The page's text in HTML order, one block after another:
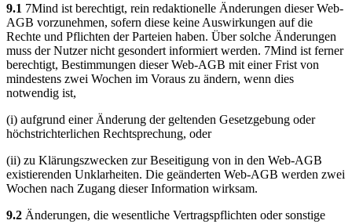
9.1 7Mind ist berechtigt, rein redaktionelle Änderungen dieser Web-
AGB vorzunehmen, sofern diese keine Auswirkungen auf die
Rechte und Pflichten der Parteien haben. Über solche Änderungen
muss der Nutzer nicht gesondert informiert werden. 7Mind ist ferner
berechtigt, Bestimmungen dieser Web-AGB mit einer Frist von
mindestens zwei Wochen im Voraus zu ändern, wenn dies
notwendig ist,
(i) aufgrund einer Änderung der geltenden Gesetzgebung oder
höchstrichterlichen Rechtsprechung, oder
(ii) zu Klärungszwecken zur Beseitigung von in den Web-AGB
existierenden Unklarheiten. Die geänderten Web-AGB werden zwei
Wochen nach Zugang dieser Information wirksam.
9.2 Änderungen, die wesentliche Vertragspflichten oder sonstige